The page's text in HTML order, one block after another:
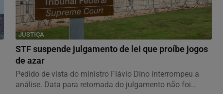
JUSTIÇA
STF suspende julgamento de lei que proíbe jogos
de azar
Pedido de vista do ministro Flávio Dino interrompeu a
análise. Data para retomada do julgamento não foi...